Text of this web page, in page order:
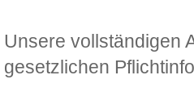
Unsere vollständigen
gesetzlichen